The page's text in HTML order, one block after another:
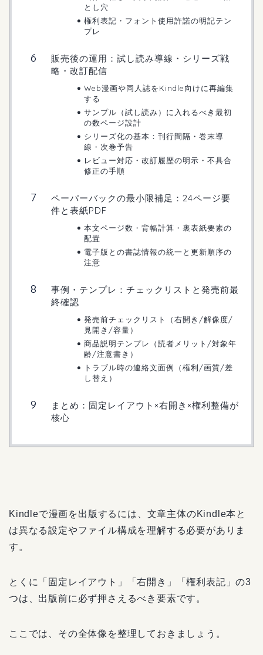
とし穴
権利表記・フォント使用許諾の明記テン
プレ
販売後の運用：試し読み導線・シリーズ戦
略・改訂配信
Web漫画や同人誌をKindle向けに再編集
する
サンプル（試し読み）に入れるべき最初
の数ページ設計
シリーズ化の基本：刊行間隔・巻末導
線・次巻予告
レビュー対応・改訂履歴の明示・不具合
修正の手順
ペーパーバックの最小限補足：24ページ要
件と表紙PDF
本文ページ数・背幅計算・裏表紙要素の
配置
電子版との書誌情報の統一と更新順序の
注意
事例・テンプレ：チェックリストと発売前最
終確認
発売前チェックリスト（右開き/解像度/
見開き/容量）
商品説明テンプレ（読者メリット/対象年
齢/注意書き）
トラブル時の連絡文面例（権利/画質/差
し替え）
まとめ：固定レイアウト×右開き×権利整備が
核心
Kindleで漫画を出版するには、文章主体のKindle本と
は異なる設定やファイル構成を理解する必要がありま
す。
とくに「固定レイアウト」「右開き」「権利表記」の3
つは、出版前に必ず押さえるべき要素です。
ここでは、その全体像を整理しておきましょう。